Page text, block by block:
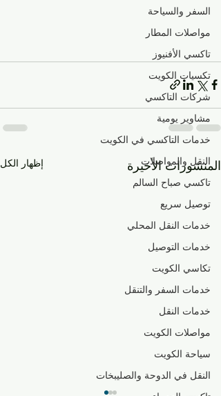
السفر والسياحة
مواصلات المطار
تاكسي الأفنيوز
تكسيات الكويت
شركات التاكسي
مشاوير يومية
خدمات التاكسي في الكويت
النقل والمواصلات
تاكسي صباح السالم
توصيل سريع
خدمات النقل المحلي
خدمات التوصيل
تكاسي الكويت
خدمات السفر والتنقل
خدمات النقل
مواصلات الكويت
سياحة الكويت
النقل في الدوحة والصليبخات
المنشورات الأخيرة إظهار الكل